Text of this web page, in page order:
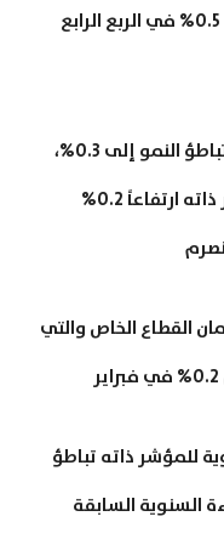
أظهرت تباطؤ النمو إلى 0.4% مقابل 0.5% في الربع الرابع
متفوقة على التوقعات التي أشارت لتباطؤ النمو إلى 0.3%،
بينما أوضحت القراءة السنوية للمؤشر ذاته ارتفاعاً 0.2%
القطاع الخاص والتي
للمؤشر ذاته تباطؤ
1.6% في القراءة السنوية السابقة